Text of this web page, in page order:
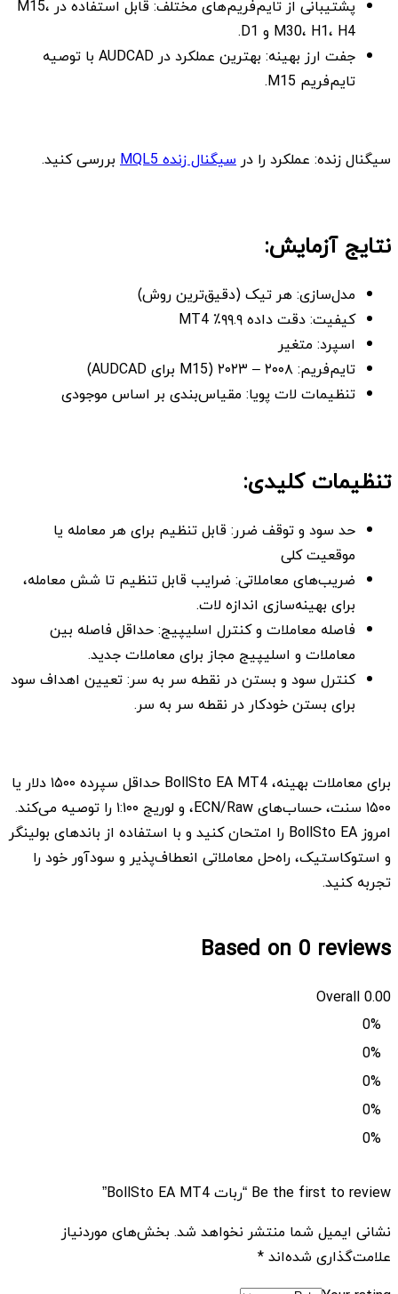
پشتیبانی از تایم‌فریم‌های مختلف: قابل استفاده در M15،
M30، H1، H4 و D1.
جفت ارز بهینه: بهترین عملکرد در AUDCAD با توصیه
تایم‌فریم M15.
سیگنال زنده: عملکرد را در سیگنال زنده MQL5 بررسی کنید.
نتایج آزمایش:
مدل‌سازی: هر تیک (دقیق‌ترین روش)
کیفیت: دقت داده ۹۹.۹٪ MT4
اسپرد: متغیر
تایم‌فریم: ۲۰۰۸ – ۲۰۲۳ (M15 برای AUDCAD)
تنظیمات لات پویا: مقیاس‌بندی بر اساس موجودی
تنظیمات کلیدی:
حد سود و توقف ضرر: قابل تنظیم برای هر معامله یا
موقعیت کلی
ضریب‌های معاملاتی: ضرایب قابل تنظیم تا شش معامله،
برای بهینه‌سازی اندازه لات.
فاصله معاملات و کنترل اسلیپیج: حداقل فاصله بین
معاملات و اسلیپیج مجاز برای معاملات جدید.
کنترل سود و بستن در نقطه سر به سر: تعیین اهداف سود
برای بستن خودکار در نقطه سر به سر.
برای معاملات بهینه، BollSto EA MT4 حداقل سپرده ۱۵۰۰ دلار یا
۱۵۰۰ سنت، حساب‌های ECN/Raw، و لوریج ۱:۱۰۰ را توصیه می‌کند.
امروز BollSto EA را امتحان کنید و با استفاده از باندهای بولینگر
و استوکاستیک، راه‌حل معاملاتی انعطاف‌پذیر و سودآور خود را
تجربه کنید.
Based on 0 reviews
0.00
Overall
0%
0%
0%
0%
0%
Be the first to review “ربات BollSto EA MT4”
نشانی ایمیل شما منتشر نخواهد شد. بخش‌های موردنیاز
علامت‌گذاری شده‌اند*